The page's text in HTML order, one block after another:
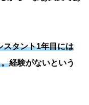
スタント1年目には
経験がないという